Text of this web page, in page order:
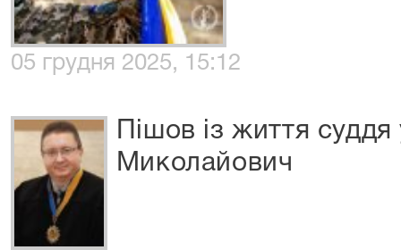
05 грудня 2025, 15:12
Пішов із життя суддя
Миколайович